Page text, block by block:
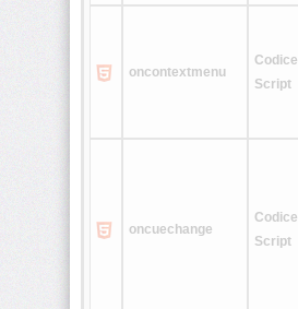
PHP
oncontextmenu
Codice
Script
oncuechange
Codice
Script